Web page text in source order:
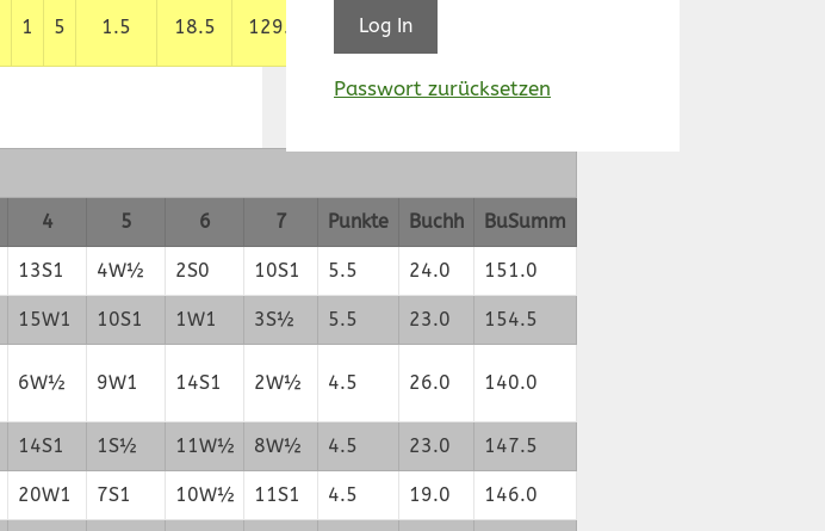
1 5 1.5 18.5 129.5
4 5 6 7 Punkte Buchh BuSumm
13S1 4W½ 2S0 10S1 5.5 24.0 151.0
15W1 10S1 1W1 3S½ 5.5 23.0 154.5
6W½ 9W1 14S1 2W½ 4.5 26.0 140.0
14S1 1S½ 11W½ 8W½ 4.5 23.0 147.5
20W1 7S1 10W½ 11S1 4.5 19.0 146.0
Passwort zurücksetzen